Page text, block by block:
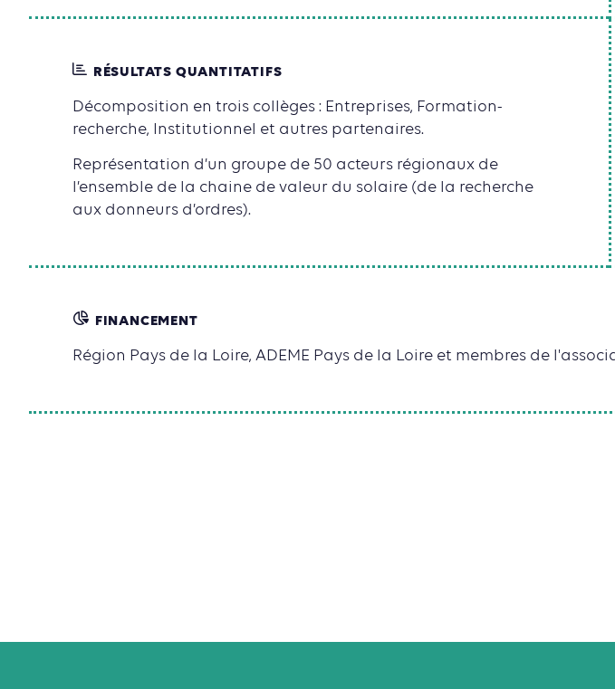
RÉSULTATS QUANTITATIFS
Décomposition en trois collèges : Entreprises, Formation-
recherche, Institutionnel et autres partenaires.
Représentation d’un groupe de 50 acteurs régionaux de
l’ensemble de la chaine de valeur du solaire (de la recherche
aux donneurs d’ordres).
FINANCEMENT
Région Pays de la Loire, ADEME Pays de la Loire et membres de